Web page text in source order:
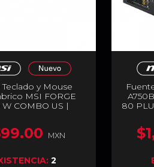
Teclado y Mouse
MSI FORGE
W COMBO US |
Óptico | 1000
DPI | 2.4GHz |
MXN
2
80